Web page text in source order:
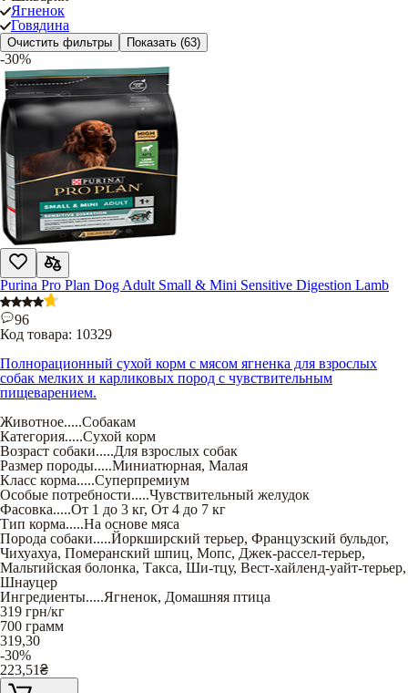
Ягненок
Говядина
Очистить фильтры Показать (63)
-30%
Purina Pro Plan Dog Adult Small & Mini Sensitive Digestion Lamb
96
Код товара: 10329
Полнорационный сухой корм с мясом ягненка для взрослых
собак мелких и карликовых пород с чувствительным
пищеварением.
Животное.....Собакам
Категория.....Сухой корм
Возраст собаки.....Для взрослых собак
Размер породы.....Миниатюрная, Малая
Класс корма.....Суперпремиум
Особые потребности.....Чувствительный желудок
Фасовка.....От 1 до 3 кг, От 4 до 7 кг
Тип корма.....На основе мяса
Порода собаки.....Йоркширский терьер, Французский бульдог,
Чихуахуа, Померанский шпиц, Мопс, Джек-рассел-терьер,
Мальтийская болонка, Такса, Ши-тцу, Вест-хайленд-уайт-терьер,
Шнауцер
Ингредиенты.....Ягненок, Домашняя птица
319 грн/кг
700 грамм
319,30
-30%
223,51₴